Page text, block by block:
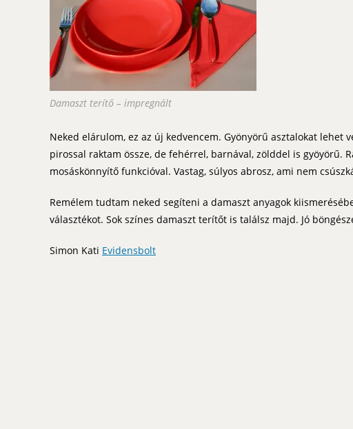
Damaszt terítő – impregnált
Neked elárulom, ez az új kedvencem. Gyönyörű asztalokat
pirossal raktam össze, de fehérrel, barnával, zölddel is gyöyörű.
mosáskönnyítő funkcióval. Vastag, súlyos abrosz, ami nem
Remélem tudtam neked segíteni a damaszt anyagok
választékot. Sok színes damaszt terítőt is találsz majd. Jó
Simon Kati Evidensbolt